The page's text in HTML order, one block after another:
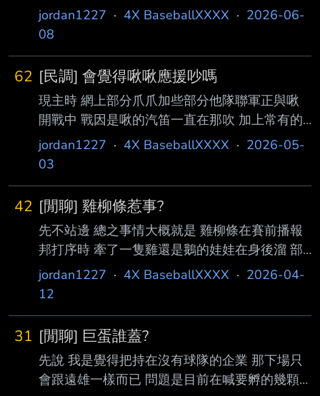
是慘遭真人化... --
jordan1227 · 4X BaseballXXXX · 2026-06-
08
62 [民調] 會覺得啾啾應援吵嗎
現主時 網上部分爪爪加些部分他隊聯軍正與啾
開戰中 戰因是啾的汽笛一直在那吹 加上常有的
蓋台 聯軍側表示吵死了 啾表示這就是是我們的
特色 我們主場 外人閉嘴 先撇除偏激的言論 大家
jordan1227 · 4X BaseballXXXX · 2026-05-
03
42 [閒聊] 雞柳條惹事?
先不站邊 總之事情大概就是 雞柳條在賽前播報
邦打序時 牽了一隻雞還是鵝的娃娃在身後溜 部
分邦邦球迷因此而不爽... 不是 我還是沒搞懂 為
什麼會不爽呀?_? --
jordan1227 · 4X BaseballXXXX · 2026-04-
12
31 [閒聊] 巨蛋誰蓋?
先說 我是覺得把持在沒有球隊的企業 那下場只
會跟遠雄一樣而已 問題是目前在喊要孵的幾顆